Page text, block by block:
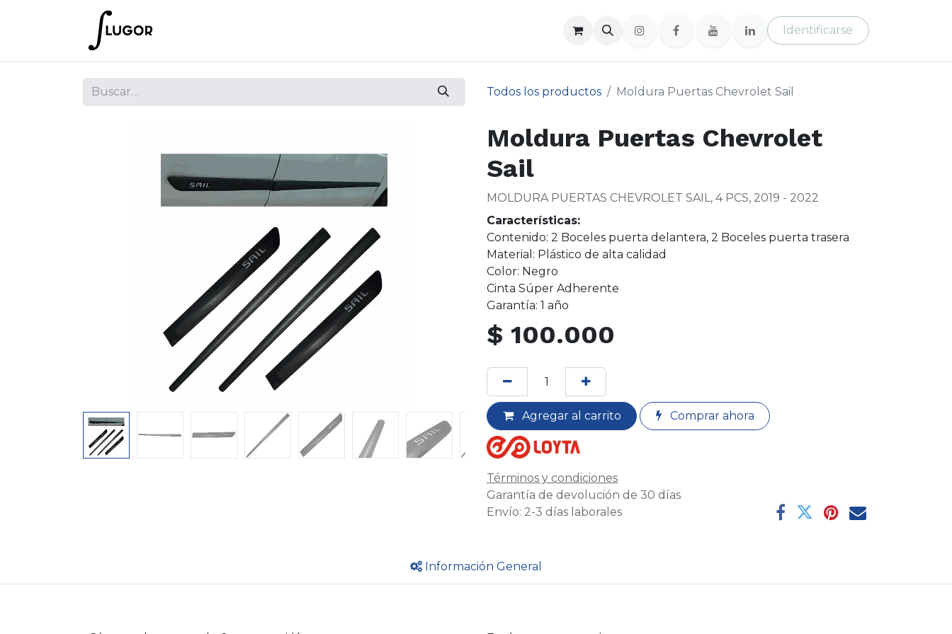
Identificarse
Todos los productos Moldura Puertas Chevrolet Sail
Moldura Puertas Chevrolet
Sail
MOLDURA PUERTAS CHEVROLET SAIL, 4 PCS, 2019 - 2022
Características:
Contenido: 2 Boceles puerta delantera, 2 Boceles puerta trasera
Material: Plástico de alta calidad
Color: Negro
Cinta Súper Adherente
Garantía: 1 año
$ 100.000
Agregar al carrito Comprar ahora
Términos y condiciones
Garantía de devolución de 30 días
Envío: 2-3 días laborales
Información General